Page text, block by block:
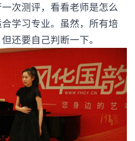
测评，看看老师是怎么
学习专业。虽然，所有培
还要自己判断一下。